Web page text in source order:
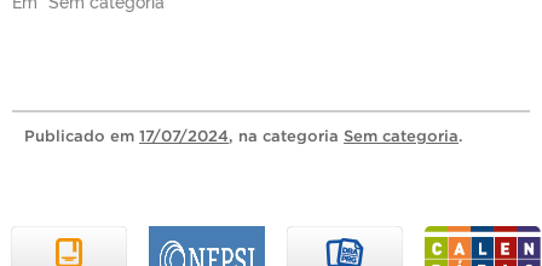
Publicado em 17/07/2024, na categoria Sem categoria.